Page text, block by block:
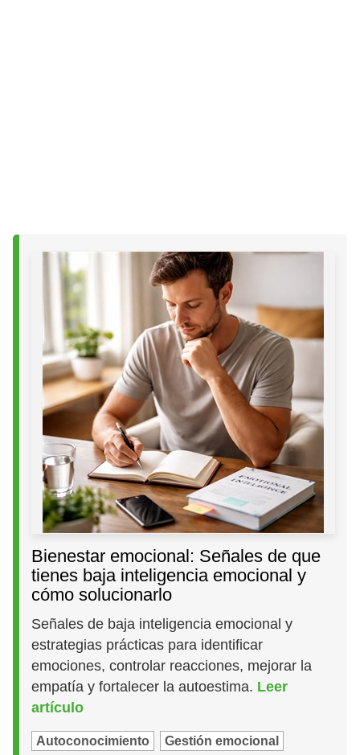
Bienestar emocional: Señales de que
tienes baja inteligencia emocional y
cómo solucionarlo
Señales de baja inteligencia emocional y
estrategias prácticas para identificar
emociones, controlar reacciones, mejorar la
empatía y fortalecer la autoestima. Leer
artículo
Autoconocimiento Gestión emocional